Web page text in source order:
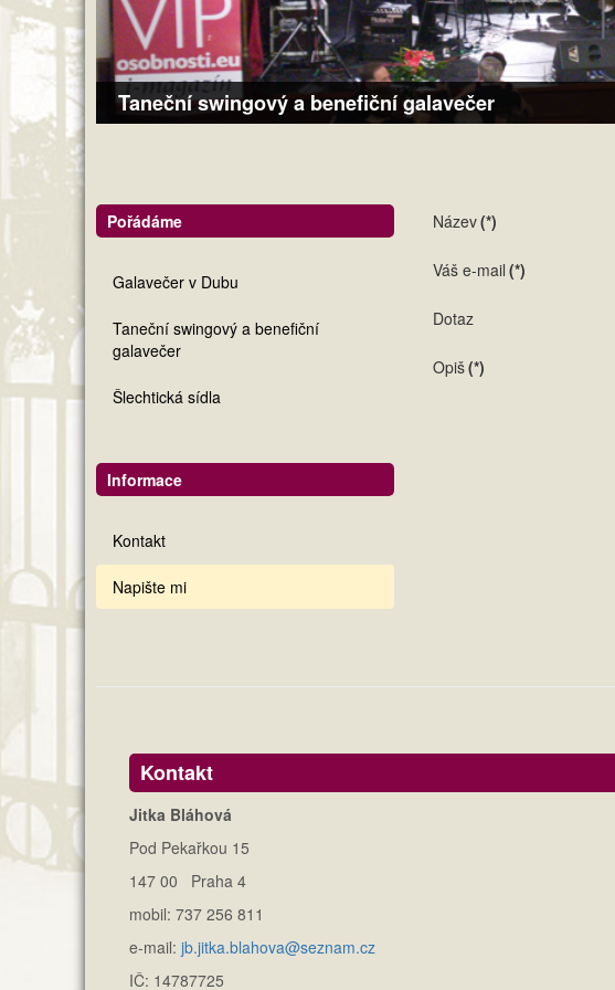
Taneční swingový a benefiční galavečer
Název(*)
Váš e-mail (*)
Dotaz
Opiš(*)
Pořádáme
Galavečer v Dubu
Taneční swingový a benefiční
galavečer
Šlechtická sídla
Informace
Kontakt
Napište mi
Kontakt
Jitka Bláhová
Pod Pekařkou 15
147 00 Praha 4
mobil: 737 256 811
e-mail: jb.jitka.blahova@seznam.cz
IČ: 14787725